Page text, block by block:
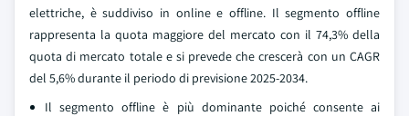
elettriche, è suddiviso in online e offline. Il segmento offline
rappresenta la quota maggiore del mercato con il 74,3% della
quota di mercato totale e si prevede che crescerà con un CAGR
del 5,6% durante il periodo di previsione 2025-2034.
Il segmento offline è più dominante poiché consente ai